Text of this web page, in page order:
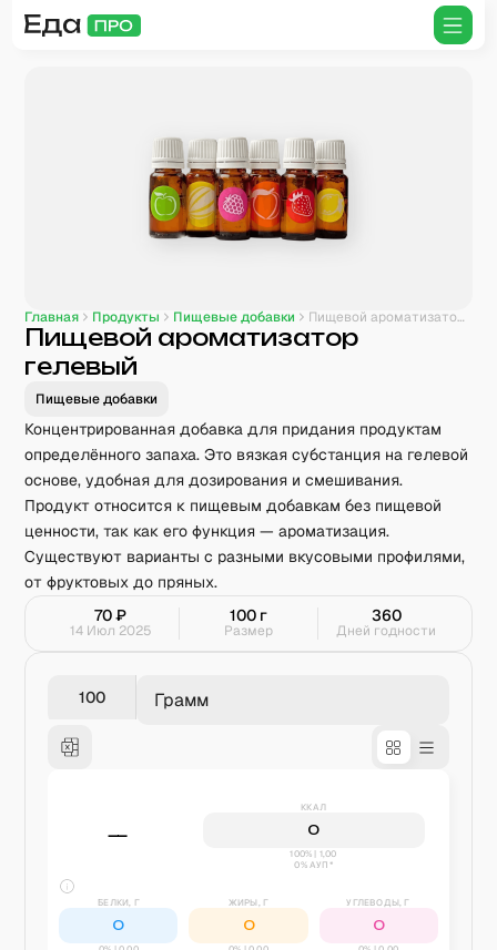
Главная Продукты Пищевые добавки Пищевой ароматизатор гелевый
Пищевой ароматизатор
гелевый
Пищевые добавки
Концентрированная добавка для придания продуктам
определённого запаха. Это вязкая субстанция на гелевой
основе, удобная для дозирования и смешивания.
Продукт относится к пищевым добавкам без пищевой
ценности, так как его функция — ароматизация.
Существуют варианты с разными вкусовыми профилями,
от фруктовых до пряных.
70₽
14 Июл 2025
100 г
Размер
360
Дней годности
Грамм
—
ККАЛ
0
100% | 1,00
0% АУП*
БЕЛКИ, Г
0
ЖИРЫ, Г
0
УГЛЕВОДЫ, Г
0